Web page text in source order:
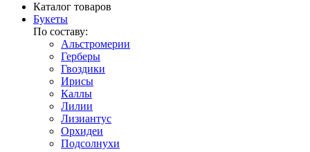
Каталог товаров
Букеты
По составу:
Альстромерии
Герберы
Гвоздики
Ирисы
Каллы
Лилии
Лизиантус
Орхидеи
Подсолнухи